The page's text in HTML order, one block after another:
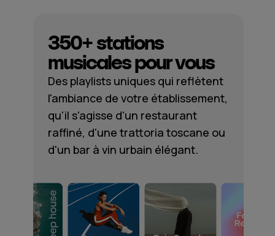
350+ stations
musicales pour vous
Des playlists uniques qui reflètent
l'ambiance de votre établissement,
qu'il s'agisse d'un restaurant
raffiné, d'une trattoria toscane ou
d'un bar à vin urbain élégant.